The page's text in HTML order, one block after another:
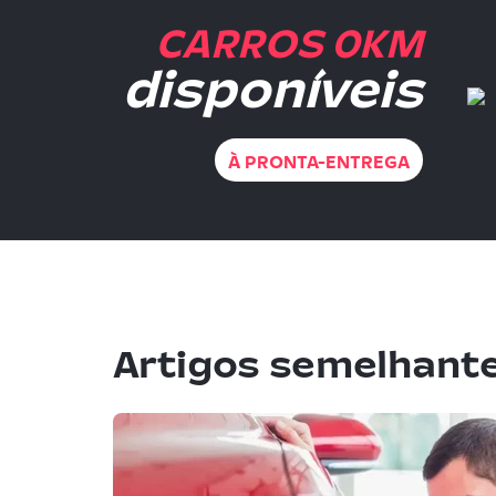
CARROS 0KM
disponíveis
À PRONTA-ENTREGA
Artigos